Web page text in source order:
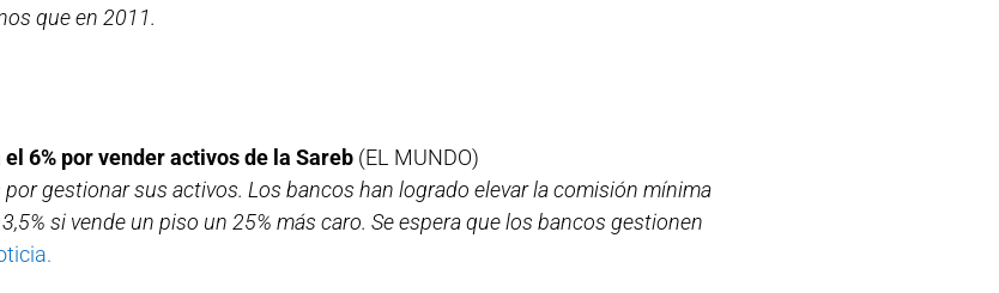
que en 2011.
6% por vender activos de la Sareb (EL MUNDO)
gestionar sus activos. Los bancos han logrado elevar la comisión mínima
si vende un piso un 25% más caro. Se espera que los bancos gestionen